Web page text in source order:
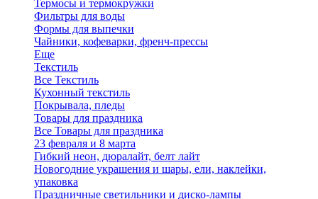
Термосы и термокружки
Фильтры для воды
Формы для выпечки
Чайники, кофеварки, френч-прессы
Еще
Текстиль
Все Текстиль
Кухонный текстиль
Покрывала, пледы
Товары для праздника
Все Товары для праздника
23 февраля и 8 марта
Гибкий неон, дюралайт, белт лайт
Новогодние украшения и шары, ели, наклейки,
упаковка
Праздничные светильники и диско-лампы